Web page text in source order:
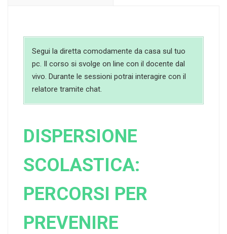
Segui la diretta comodamente da casa sul tuo
pc. Il corso si svolge on line con il docente dal
vivo. Durante le sessioni potrai interagire con il
relatore tramite chat.
DISPERSIONE
SCOLASTICA:
PERCORSI PER
PREVENIRE